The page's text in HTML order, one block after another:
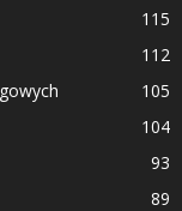
115
112
105
104
93
89